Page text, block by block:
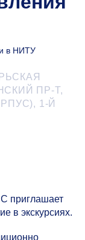
в НИТУ
ПР-Т,
1-Й
приглашает
в экскурсиях.